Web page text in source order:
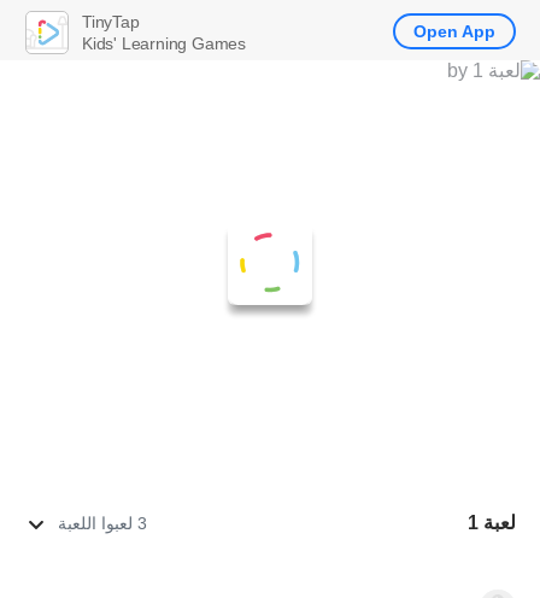
لعبة 1 3 لعبوا اللعبة
TinyTap
Kids' Learning Games
Open App